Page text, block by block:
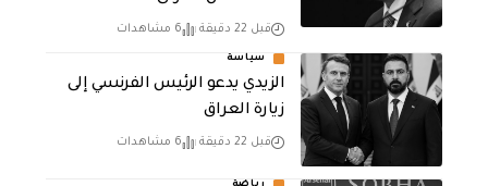
قبل 22 دقيقة 6 مشاهدات
سياسة
الزيدي يدعو الرئيس الفرنسي إلى
زيارة العراق
قبل 22 دقيقة 6 مشاهدات